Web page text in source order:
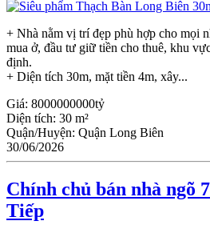
+ Nhà nằm vị trí đẹp phù hợp cho mọi
mua ở, đầu tư giữ tiền cho thuê, khu
định.
+ Diện tích 30m, mặt tiền 4m, xây...
Giá: 8000000000tỷ
Diện tích: 30 m²
Quận/Huyện: Quận Long Biên
30/06/2026
Chính chủ bán nhà ngõ
Tiếp